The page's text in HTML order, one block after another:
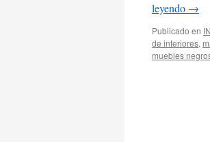
leyendo →
Publicado en
de interiores,
muebles